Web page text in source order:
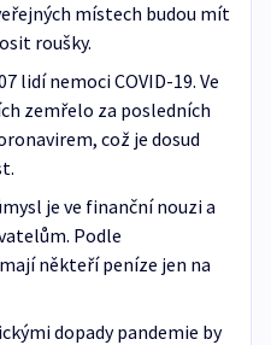
místech budou mít
roušky.
lidí nemoci COVID-19. Ve
zemřelo za posledních
což je dosud
je ve finanční nouzi a
Podle
někteří peníze jen na
dopady pandemie by